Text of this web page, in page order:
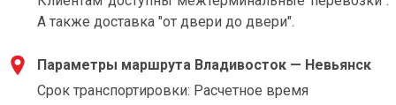
А также доставка "от двери до двери".
Параметры маршрута Владивосток — Невьянск
Срок транспортировки: Расчетное время